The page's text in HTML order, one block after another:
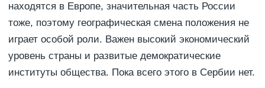
находятся в Европе, значительная часть России
тоже, поэтому географическая смена положения не
играет особой роли. Важен высокий экономический
уровень страны и развитые демократические
институты общества. Пока всего этого в Сербии нет.